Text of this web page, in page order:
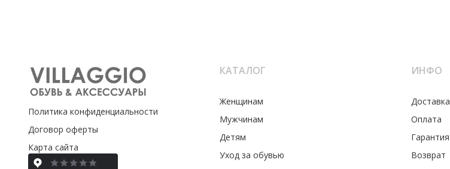
Политика конфиденциальности
Договор оферты
Карта сайта
КАТАЛОГ
Женщинам
Мужчинам
Детям
Уход за обувью
ИНФО
Доставка
Оплата
Гарантия
Возврат